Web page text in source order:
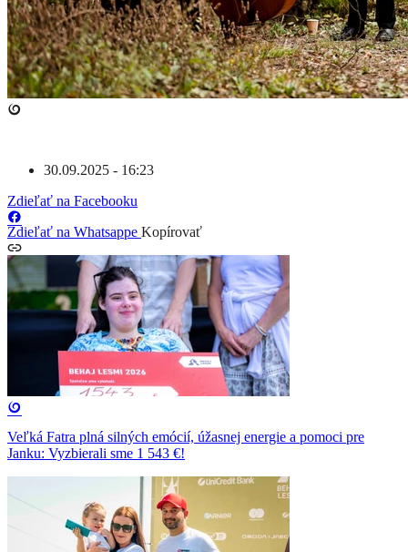
30.09.2025 - 16:23
Zdieľať na Facebooku
Zdieľať na Whatsappe Kopírovať
Veľká Fatra plná silných emócií, úžasnej energie a pomoci pre
Janku: Vyzbierali sme 1 543 €!